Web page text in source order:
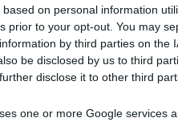
on personal information
prior to your opt-out. You may
by third parties on the
be disclosed by us to third
disclose it to other third
one or more Google services
non fa piuttosto che tutte estive .
...